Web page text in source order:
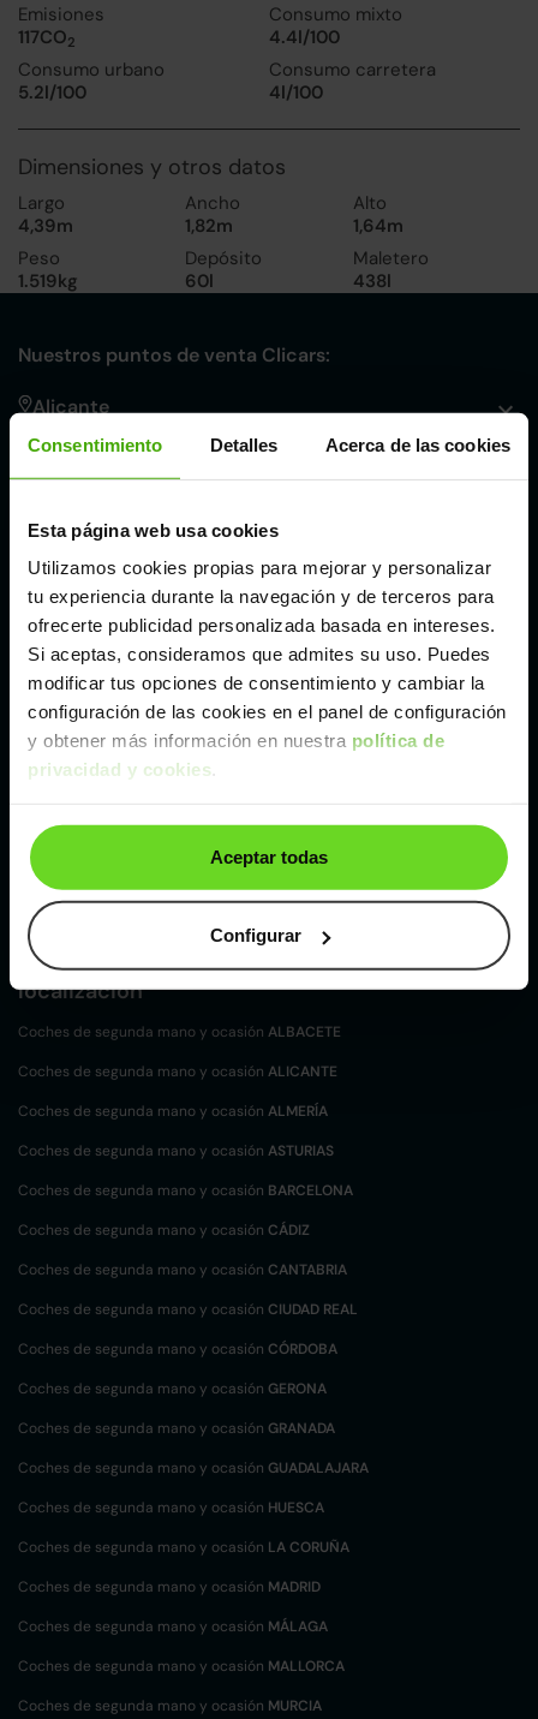
Consentimiento Detalles Acerca de las cookies
Esta página web usa cookies
Utilizamos cookies propias para mejorar y personalizar
tu experiencia durante la navegación y de terceros para
ofrecerte publicidad personalizada basada en intereses.
Si aceptas, consideramos que admites su uso. Puedes
modificar tus opciones de consentimiento y cambiar la
configuración de las cookies en el panel de configuración
y obtener más información en nuestra política de
privacidad y cookies.
Aceptar todas
Configurar
Emisiones
117CO2
Consumo mixto
4.4l/100
Consumo urbano
5.2l/100
Consumo carretera
4l/100
Dimensiones y otros datos
Largo
4,39m
Ancho
1,82m
Alto
1,64m
Peso
1.519kg
Depósito
60l
Maletero
438l
Nuestros puntos de venta Clicars:
Alicante
Córdoba
Málaga
Valencia
Zaragoza
Ver Jeep Compass de segunda mano y ocasión
Jeep Compass de segunda mano y ocasión
Coches desegunda mano y ocasión por
localización
Coches de segunda mano y ocasión ALBACETE
Coches de segunda mano y ocasión ALICANTE
Coches de segunda mano y ocasión ALMERÍA
Coches de segunda mano y ocasión ASTURIAS
Coches de segunda mano y ocasión BARCELONA
Coches de segunda mano y ocasión CÁDIZ
Coches de segunda mano y ocasión CANTABRIA
Coches de segunda mano y ocasión CIUDAD REAL
Coches de segunda mano y ocasión CÓRDOBA
Coches de segunda mano y ocasión GERONA
Coches de segunda mano y ocasión GRANADA
Coches de segunda mano y ocasión GUADALAJARA
Coches de segunda mano y ocasión HUESCA
Coches de segunda mano y ocasión LA CORUÑA
Coches de segunda mano y ocasión MADRID
Coches de segunda mano y ocasión MÁLAGA
Coches de segunda mano y ocasión MALLORCA
Coches de segunda mano y ocasión MURCIA